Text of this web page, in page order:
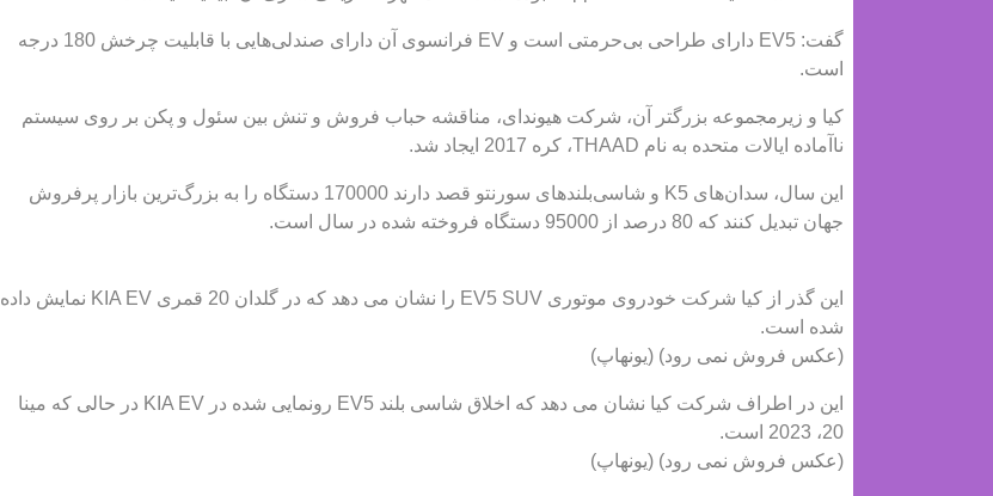
گفت: EV5 دارای طراحی بی‌حرمتی است و EV فرانسوی آن دارای صندلی‌هایی با قابلیت چرخش 180 درجه
است.
کیا و زیرمجموعه بزرگتر آن، شرکت هیوندای، مناقشه حباب فروش و تنش بین سئول و پکن بر روی سیستم
ناآماده ایالات متحده به نام THAAD، کره 2017 ایجاد شد.
این سال، سدان‌های K5 و شاسی‌بلندهای سورنتو قصد دارند 170000 دستگاه را به بزرگ‌ترین بازار پرفروش
جهان تبدیل کنند که 80 درصد از 95000 دستگاه فروخته شده در سال است.
این گذر از کیا شرکت خودروی موتوری EV5 SUV را نشان می دهد که در گلدان 20 قمری KIA EV نمایش داده
شده است.
(عکس فروش نمی رود) (یونهاپ)
این در اطراف شرکت کیا نشان می دهد که اخلاق شاسی بلند EV5 رونمایی شده در KIA EV در حالی که مینا
20، 2023 است.
(عکس فروش نمی رود) (یونهاپ)